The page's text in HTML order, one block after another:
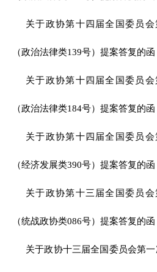
关于政协第十四届全国委员
（政治法律类139号）提案答复的函
关于政协第十四届全国委员
（政治法律类184号）提案答复的函
关于政协第十四届全国委员
（经济发展类390号）提案答复的函
关于政协第十三届全国委员
（统战政协类086号）提案答复的函
关于政协十三届全国委员会第